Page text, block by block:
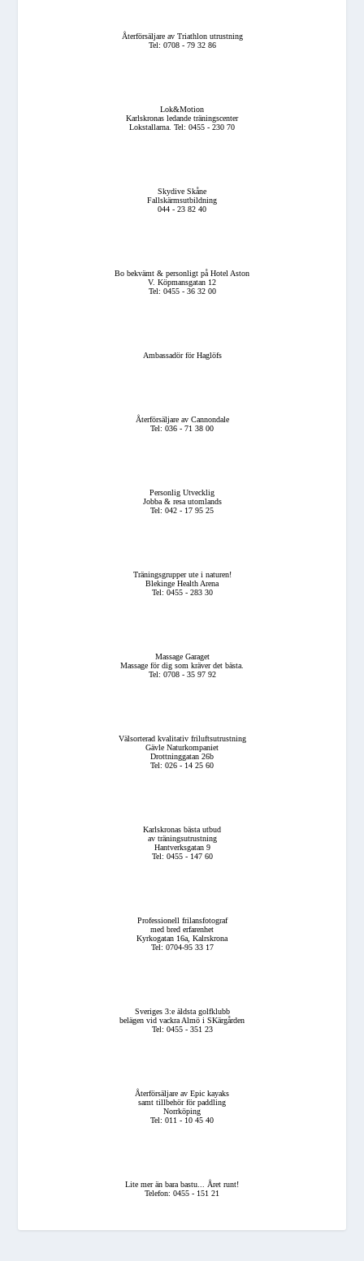
Återförsäljare av Triathlon utrustning
Tel: 0708 - 79 32 86
Lok&Motion
Karlskronas ledande träningscenter
Lokstallarna. Tel: 0455 - 230 70
Skydive Skåne
Fallskärmsutbildning
044 - 23 82 40
Bo bekvämt & personligt på Hotel Aston
V. Köpmansgatan 12
Tel: 0455 - 36 32 00
Ambassadör för Haglöfs
Återförsäljare av Cannondale
Tel: 036 - 71 38 00
Personlig Utvecklig
Jobba & resa utomlands
Tel: 042 - 17 95 25
Träningsgrupper ute i naturen!
Blekinge Health Arena
Tel: 0455 - 283 30
Massage Garaget
Massage för dig som kräver det bästa.
Tel: 0708 - 35 97 92
Välsorterad kvalitativ friluftsutrustning
Gävle Naturkompaniet
Drottninggatan 26b
Tel: 026 - 14 25 60
Karlskronas bästa utbud
av träningsutrustning
Hantverksgatan 9
Tel: 0455 - 147 60
Professionell frilansfotograf
med bred erfarenhet
Kyrkogatan 16a, Kalrskrona
Tel: 0704-95 33 17
Sveriges 3:e äldsta golfklubb
belägen vid vackra Almö i SKärgården
Tel: 0455 - 351 23
Återförsäljare av Epic kayaks
samt tillbehör för paddling
Norrköping
Tel: 011 - 10 45 40
Lite mer än bara bastu... Året runt!
Telefon: 0455 - 151 21